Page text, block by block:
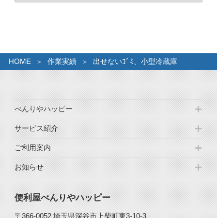
HOME 作業実績 出せないｺﾞﾐ、小型冷蔵庫
べんりやハッピー
サービス紹介
ご利用案内
お知らせ
便利屋べんりやハッピー
〒366-0052 埼玉県深谷市上柴町東3-10-3